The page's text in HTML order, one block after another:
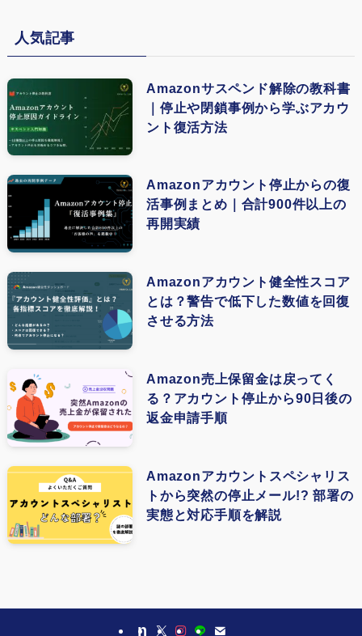
(1)
(2)
(1)
(1)
(1)
(1)
(1)
(3)
(1)
(1)
(1)
(1)
(3)
(3)
(5)
(4)
(4)
(4)
人気記事
Amazonサスペンド解除の教科書
｜停止や閉鎖事例から学ぶアカウ
ント復活方法
Amazonアカウント停止からの復
活事例まとめ｜合計900件以上の
再開実績
Amazonアカウント健全性スコア
とは？警告で低下した数値を回復
させる方法
Amazon売上保留金は戻ってく
る？アカウント停止から90日後の
返金申請手順
Amazonアカウントスペシャリス
トから突然の停止メール!? 部署の
実態と対応手順を解説